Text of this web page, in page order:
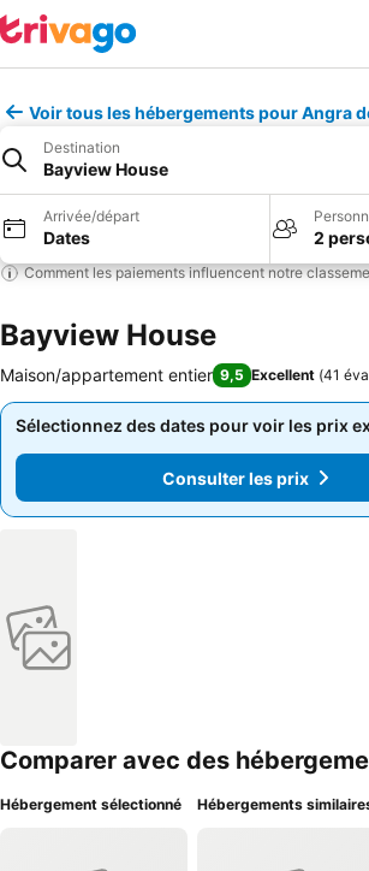
Voir tous les hébergements pour Angra
Destination
Bayview House
Arrivée/départ
Dates 2
Comment les paiements influencent notre
Bayview House
Maison/appartement entier 9,5 Excellent (41
Sélectionnez des dates pour voir les prix
Consulter les prix
Sélectionnez des dates pour voir les prix
Consulter les prix
Comparer avec des
Hébergement sélectionné Hébergements